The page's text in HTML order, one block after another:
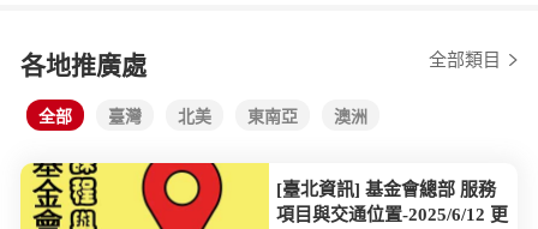
各地推廣處 全部類目
全部 臺灣 北美 東南亞 澳洲
[臺北資訊] 基金會總部 服務
項目與交通位置-2025/6/12 更